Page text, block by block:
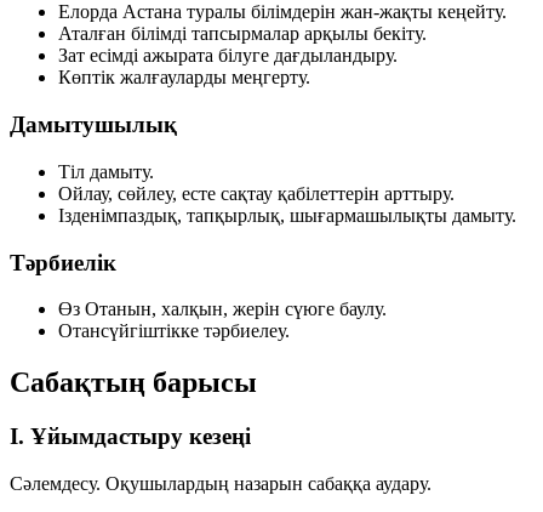
Елорда Астана туралы білімдерін жан-жақты кеңейту.
Аталған білімді тапсырмалар арқылы бекіту.
Зат есімді ажырата білуге дағдыландыру.
Көптік жалғауларды меңгерту.
Дамытушылық
Тіл дамыту.
Ойлау, сөйлеу, есте сақтау қабілеттерін арттыру.
Ізденімпаздық, тапқырлық, шығармашылықты дамыту.
Тәрбиелік
Өз Отанын, халқын, жерін сүюге баулу.
Отансүйгіштікке тәрбиелеу.
Сабақтың барысы
I. Ұйымдастыру кезеңі
Сәлемдесу. Оқушылардың назарын сабаққа аудару.